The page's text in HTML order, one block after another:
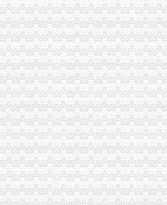
次酒驾被拘5日--法要闻--法频
度报告摘要_建峰化工（000950）
机构吗】
学车更方便！（文末有福利）-
名,宜昌旅行社名录-公告中心-
表网
能拿这是诈骗_第1页_孝感广告
资产并募集配套资金暨关联交易预
列表网